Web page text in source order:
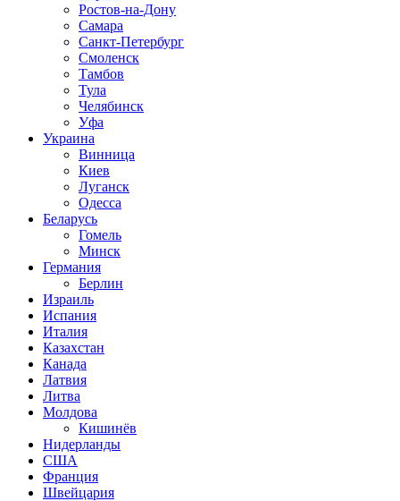
Ростов-на-Дону
Самара
Санкт-Петербург
Смоленск
Тамбов
Тула
Челябинск
Уфа
Украина
Винница
Киев
Луганск
Одесса
Беларусь
Гомель
Минск
Германия
Берлин
Израиль
Испания
Италия
Казахстан
Канада
Латвия
Литва
Молдова
Кишинёв
Нидерланды
США
Франция
Швейцария